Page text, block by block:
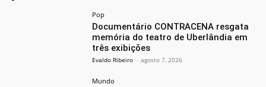
Pop
Documentário CONTRACENA resgata
memória do teatro de Uberlândia em
três exibições
Evaldo Ribeiro - agosto 7, 2026
Mundo